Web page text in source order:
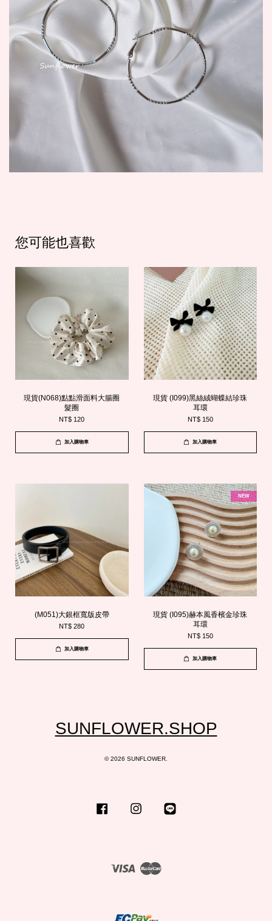
您可能也喜歡
現貨(N068)點點滑面料大腸圈
髮圈
NT$ 120
加入購物車
現貨 (I099)黑絲絨蝴蝶結珍珠
耳環
NT$ 150
加入購物車
(M051)大銀框寬版皮帶
NT$ 280
加入購物車
NEW
現貨 (I095)赫本風香檳金珍珠
耳環
NT$ 150
加入購物車
SUNFLOWER.SHOP
© 2026 SUNFLOWER.
Facebook Instagram
Visa